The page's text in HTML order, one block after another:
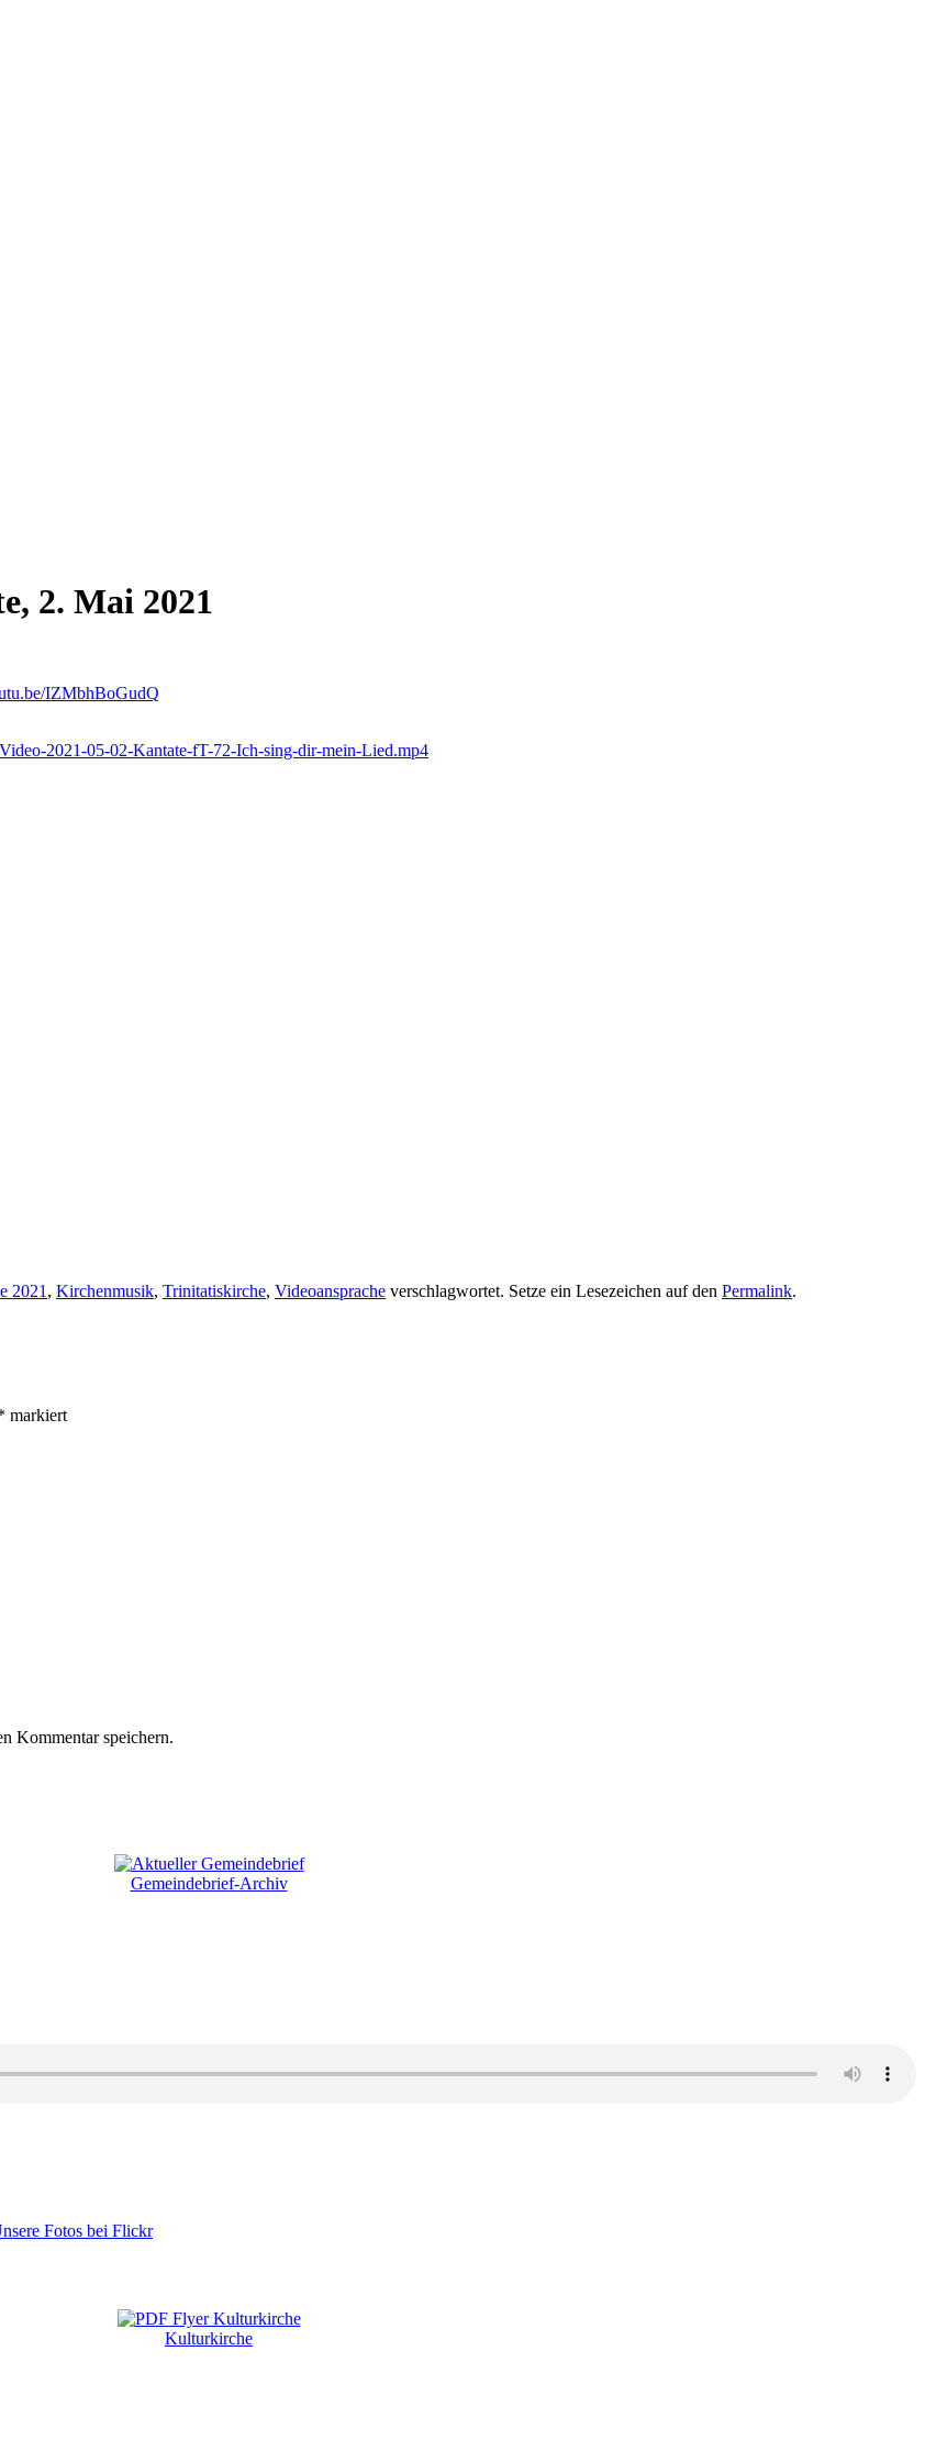
2. Mai 2021
IZMbhBoGudQ
2021-05-02-Kantate-fT-72-Ich-sing-dir-mein-Lied.mp4
2021 , Kirchenmusik, Trinitatiskirche, Videoansprache verschlagwortet. Setze ein Lesezeichen auf den Permalink.
markiert
Kommentar speichern.
Gemeindebrief-Archiv
Kulturkirche